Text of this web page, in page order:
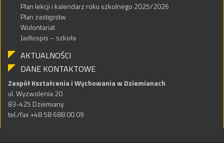
Plan lekcji i kalendarz roku szkolnego 2025/2026
Plan zastępstw
Wolontariat
Jadłospis – szkoła
AKTUALNOŚCI
DANE KONTAKTOWE
Zespół Kształcenia i Wychowania w Dziemianach
ul. Wyzwolenia 20
83-425 Dziemiany
tel./fax +48 58 688 00 09